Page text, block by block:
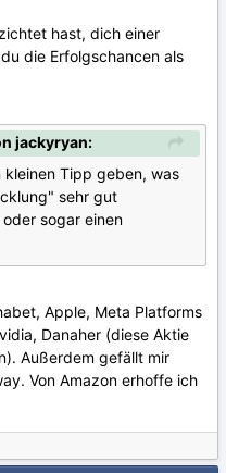
hast, dich einer
die Erfolgschancen als
jackyryan:
Tipp geben, was
sehr gut
sogar einen
Apple, Meta Platforms
Danaher (diese Aktie
Außerdem gefällt mir
Von Amazon erhoffe ich